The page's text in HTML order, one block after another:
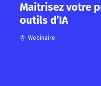
Maitrisez votre
outils d’IA
Webinaire